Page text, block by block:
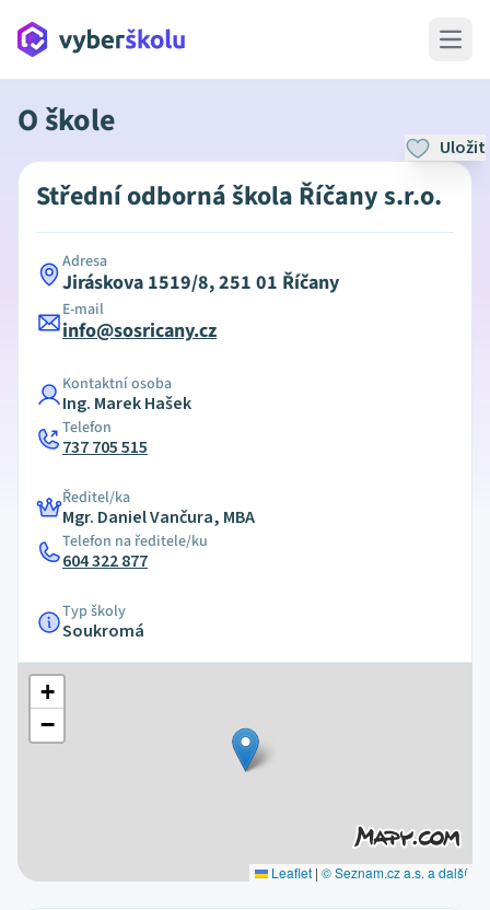
Open
O škole
Uložit
Střední odborná škola Říčany s.r.o.
Adresa
Jiráskova 1519/8, 251 01 Říčany
E-mail
info@sosricany.cz
Kontaktní osoba
Ing. Marek Hašek
Telefon
737 705 515
Ředitel/ka
Mgr. Daniel Vančura, MBA
Telefon na ředitele/ku
604 322 877
Typ školy
Soukromá
+
−
Leaflet | © Seznam.cz a.s. a další